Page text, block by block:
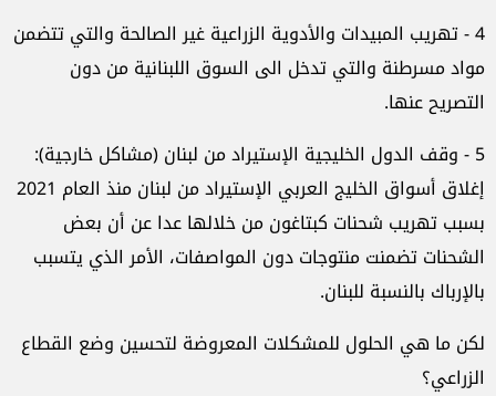
4 - تهريب المبيدات والأدوية الزراعية غير الصالحة والتي تتضمن
مواد مسرطنة والتي تدخل الى السوق اللبنانية من دون
التصريح عنها.
5 - وقف الدول الخليجية الإستيراد من لبنان (مشاكل خارجية):
إغلاق أسواق الخليج العربي الإستيراد من لبنان منذ العام 2021
بسبب تهريب شحنات كبتاغون من خلالها عدا عن أن بعض
الشحنات تضمنت منتوجات دون المواصفات، الأمر الذي يتسبب
بالإرباك بالنسبة للبنان.
لكن ما هي الحلول للمشكلات المعروضة لتحسين وضع القطاع
الزراعي؟